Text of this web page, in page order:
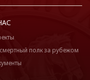
полк за рубежом